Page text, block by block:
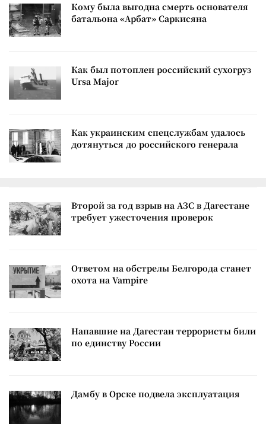
Кому была выгодна смерть основателя
батальона «Арбат» Саркисяна
Как был потоплен российский сухогруз
Ursa Major
Как украинским спецслужбам удалось
дотянуться до российского генерала
Второй за год взрыв на АЗС в Дагестане
требует ужесточения проверок
Ответом на обстрелы Белгорода станет
охота на Vampire
Напавшие на Дагестан террористы били
по единству России
Дамбу в Орске подвела эксплуатация